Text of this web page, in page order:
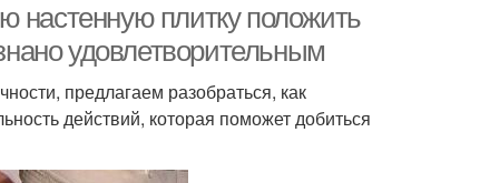
настенную плитку положить
удовлетворительным
предлагаем разобраться, как
действий, которая поможет добиться